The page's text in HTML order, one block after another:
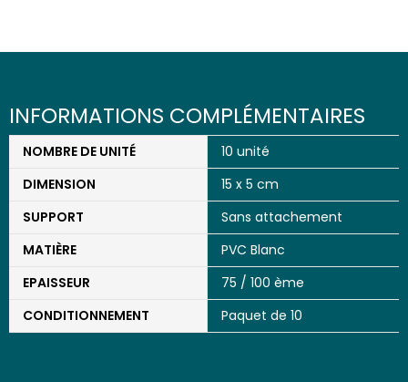
INFORMATIONS COMPLÉMENTAIRES
NOMBRE DE UNITÉ
10 unité
DIMENSION
15 x 5 cm
SUPPORT
Sans attachement
MATIÈRE
PVC Blanc
EPAISSEUR
75 / 100 ème
CONDITIONNEMENT
Paquet de 10